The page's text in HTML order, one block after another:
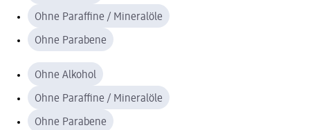
Ohne Paraffine / Mineralöle
Ohne Parabene
Ohne Alkohol
Ohne Paraffine / Mineralöle
Ohne Parabene